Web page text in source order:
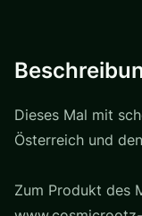
Dieses Mal mit
Österreich und
Zum Produkt des